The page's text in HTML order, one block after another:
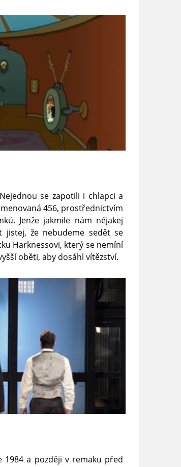
se zapotili i chlapci a
456, prostřednictvím
Jenže jakmile nám nějakej
jistej, že nebudeme sedět se
Harknessovi, který se nemíní
oběti, aby dosáhl vítězství.
1984 a později v remaku před